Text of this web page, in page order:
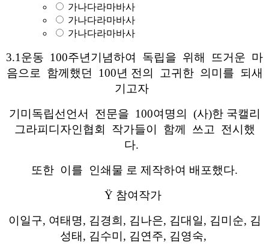
가나다라마바사
가나다라마바사
가나다라마바사
3.1운동 100주년기념하여 독립을 위해 뜨거운 마
음으로 함께했던 100년 전의 고귀한 의미를 되새
기고자
기미독립선언서 전문을 100여명의 (사)한 국캘리
그라피디자인협회 작가들이 함께 쓰고 전시했
다.
또한 이를 인쇄물 로 제작하여 배포했다.
Ÿ 참여작가
이일구, 여태명, 김경희, 김나은, 김대일, 김미순, 김
성태, 김수미, 김연주, 김영숙,